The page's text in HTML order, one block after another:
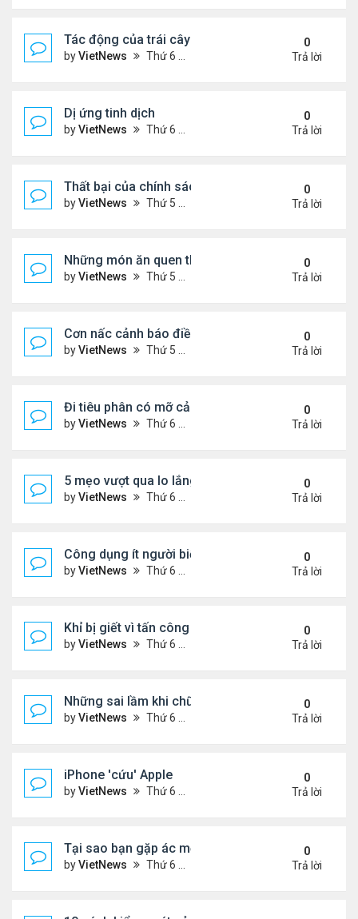
Tác động của trái cây sấy đến đường huyết
byVietNews Thứ 6 Tháng 8 05, 2022 12:13 pm
0
Trả lời
Dị ứng tinh dịch
byVietNews Thứ 6 Tháng 8 05, 2022 12:06 pm
0
Trả lời
Thất bại của chính sách khuyến khích sinh đẻ ở
byVietNews Thứ 5 Tháng 8 04, 2022 5:21 pm
0
Trả lời
Những món ăn quen thuộc rút ngắn tuổi thọ
byVietNews Thứ 5 Tháng 8 04, 2022 4:03 pm
0
Trả lời
Cơn nấc cảnh báo điều gì về sức khỏe?
byVietNews Thứ 5 Tháng 8 04, 2022 3:12 pm
0
Trả lời
Đi tiêu phân có mỡ cảnh báo nguy cơ bệnh tật
byVietNews Thứ 6 Tháng 7 29, 2022 5:15 pm
0
Trả lời
5 mẹo vượt qua lo lắng trong thời kỳ lạm phát
byVietNews Thứ 6 Tháng 7 29, 2022 5:12 pm
0
Trả lời
Công dụng ít người biết của dầu ô liu
byVietNews Thứ 6 Tháng 7 29, 2022 1:42 pm
0
Trả lời
Khỉ bị giết vì tấn công 56 người
byVietNews Thứ 6 Tháng 7 29, 2022 1:39 pm
0
Trả lời
Những sai lầm khi chữa ho tại nhà
byVietNews Thứ 6 Tháng 7 29, 2022 12:39 pm
0
Trả lời
iPhone 'cứu' Apple
byVietNews Thứ 6 Tháng 7 29, 2022 11:43 am
0
Trả lời
Tại sao bạn gặp ác mộng trong giấc ngủ?
byVietNews Thứ 6 Tháng 7 29, 2022 10:47 am
0
Trả lời